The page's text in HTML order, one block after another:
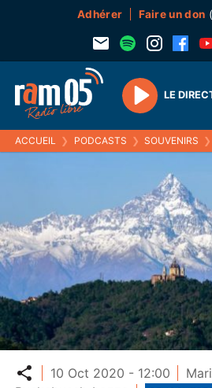
Adhérer Faire un don
Play
LE
ACCUEIL ❯ PODCASTS ❯ SOUVENIRS ❯
Partager
10 Oct 2020 - 12:00